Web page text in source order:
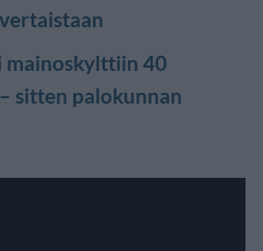
mainoskylttiin 40
sitten palokunnan